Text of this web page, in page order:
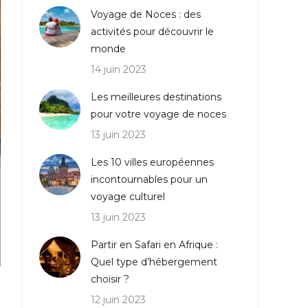
Voyage de Noces : des
activités pour découvrir le
monde
14 juin 2023
Les meilleures destinations
pour votre voyage de noces
13 juin 2023
Les 10 villes européennes
incontournables pour un
voyage culturel
13 juin 2023
Partir en Safari en Afrique :
Quel type d’hébergement
choisir ?
12 juin 2023